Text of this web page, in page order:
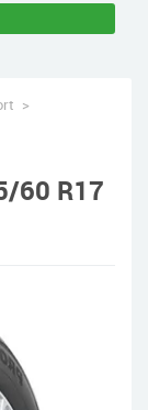
>
60 R17